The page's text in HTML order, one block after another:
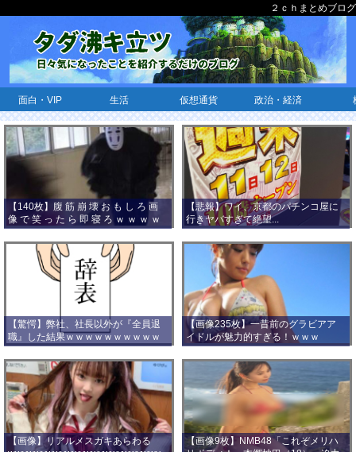
２ｃｈまとめブログ
面白・VIP 生活 仮想通貨 政治・経済
【140枚】腹 筋 崩 壊 お も し ろ 画
像 で 笑 っ た ら 即 寝 ろ ｗ ｗ ｗ ｗ
ｗ ｗ ｗ ｗ ｗ ｗ ｗ ｗ
【悲報】ワイ、京都のパチンコ屋に
行きヤバすぎて絶望...
【驚愕】弊社、社長以外が『全員退
職』した結果ｗｗｗｗｗｗｗｗｗｗ
ｗｗｗ
【画像235枚】一昔前のグラビアア
イドルが魅力的すぎる！ｗｗｗ
【画像】リアルメスガキあらわる
【画像9枚】NMB48「これぞメリハ